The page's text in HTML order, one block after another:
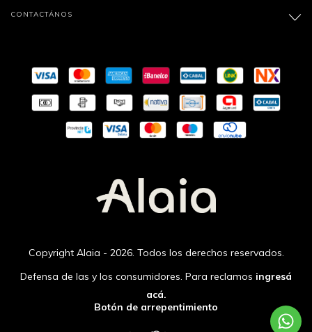
CONTACTÁNOS
Copyright Alaia - 2026. Todos los derechos reservados.
Defensa de las y los consumidores. Para reclamos ingresá
acá.
Botón de arrepentimiento